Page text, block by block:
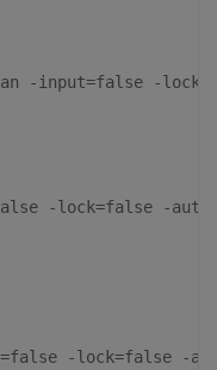
-input=false -lock=
-lock=false
false -lock=false -